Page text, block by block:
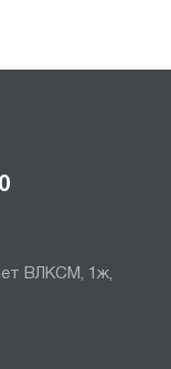
ВЛКСМ, 1ж,